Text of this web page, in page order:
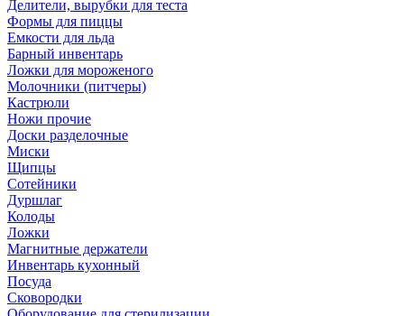
Делители, вырубки для теста
Формы для пиццы
Емкости для льда
Барный инвентарь
Ложки для мороженого
Молочники (питчеры)
Кастрюли
Ножи прочие
Доски разделочные
Миски
Щипцы
Сотейники
Дуршлаг
Колоды
Ложки
Магнитные держатели
Инвентарь кухонный
Посуда
Сковородки